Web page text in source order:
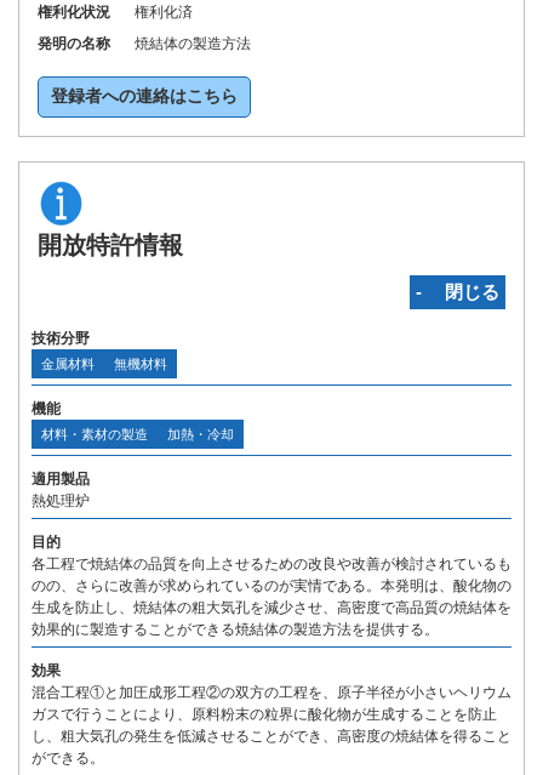
権利化状況
権利化済
発明の名称
焼結体の製造方法
登録者への連絡はこちら
開放特許情報
‐ 閉じる
技術分野
金属材料 無機材料
機能
材料・素材の製造 加熱・冷却
適用製品
熱処理炉
目的
各工程で焼結体の品質を向上させるための改良や改善が検討されているも
のの、さらに改善が求められているのが実情である。本発明は、酸化物の
生成を防止し、焼結体の粗大気孔を減少させ、高密度で高品質の焼結体を
効果的に製造することができる焼結体の製造方法を提供する。
効果
混合工程①と加圧成形工程②の双方の工程を、原子半径が小さいヘリウム
ガスで行うことにより、原料粉末の粒界に酸化物が生成することを防止
し、粗大気孔の発生を低減させることができ、高密度の焼結体を得ること
ができる。